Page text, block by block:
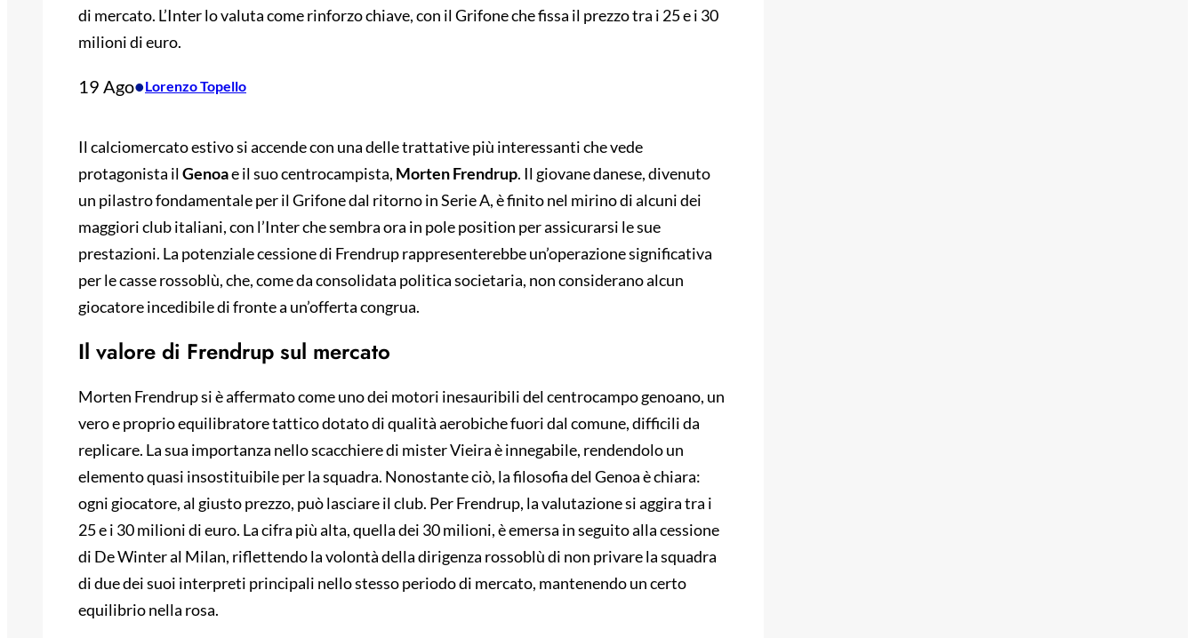
di mercato. L’Inter lo valuta come rinforzo chiave, con il Grifone che fissa il prezzo tra i 25 e i 30
milioni di euro.
19 Ago•Lorenzo Topello
Il calciomercato estivo si accende con una delle trattative più interessanti che vede
protagonista ilGenoae il suo centrocampista, Morten Frendrup. Il giovane danese, divenuto
un pilastro fondamentale per il Grifone dal ritorno in Serie A, è finito nel mirino di alcuni dei
maggiori club italiani, con l’Inter che sembra ora in pole position per assicurarsi le sue
prestazioni. La potenziale cessione di Frendrup rappresenterebbe un’operazione significativa
per le casse rossoblù, che, come da consolidata politica societaria, non considerano alcun
giocatore incedibile di fronte a un’offerta congrua.
Il valore di Frendrup sul mercato
Morten Frendrup si è affermato come uno dei motori inesauribili del centrocampo genoano, un
vero e proprio equilibratore tattico dotato di qualità aerobiche fuori dal comune, difficili da
replicare. La sua importanza nello scacchiere di mister Vieira è innegabile, rendendolo un
elemento quasi insostituibile per la squadra. Nonostante ciò, la filosofia del Genoa è chiara:
ogni giocatore, al giusto prezzo, può lasciare il club. Per Frendrup, la valutazione si aggira tra i
25 e i 30 milioni di euro. La cifra più alta, quella dei 30 milioni, è emersa in seguito alla cessione
di De Winter al Milan, riflettendo la volontà della dirigenza rossoblù di non privare la squadra
di due dei suoi interpreti principali nello stesso periodo di mercato, mantenendo un certo
equilibrio nella rosa.